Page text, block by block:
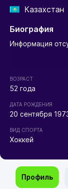
Казахстан
Биография
Информация
ВОЗРАСТ
52 года
ДАТА РОЖДЕНИЯ
20 сентября
ВИД СПОРТА
Хоккей
Профиль